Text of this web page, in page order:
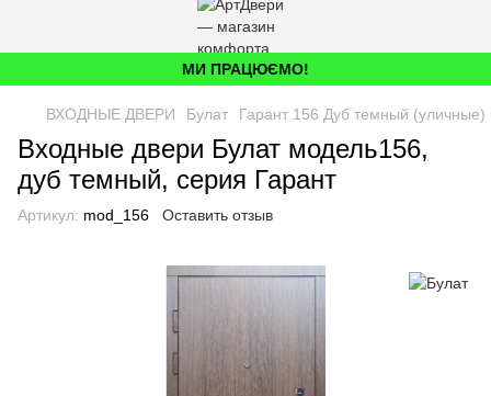
МИ ПРАЦЮЄМО!
ВХОДНЫЕ ДВЕРИ Булат Гарант 156 Дуб темный (уличные)
Входные двери Булат модель156,
дуб темный, серия Гарант
Артикул: mod_156 Оставить отзыв